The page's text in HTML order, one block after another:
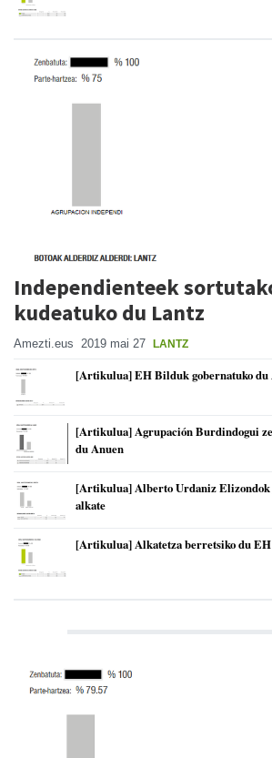
Independienteek
kudeatuko du Lantz
Amezti.eus 2019 mai 27 LANTZ
[Artikulua] EH Bilduk gobernatuko du
[Artikulua] Agrupación Burdindogui
du Anuen
[Artikulua] Alberto Urdaniz
alkate
[Artikulua] Alkatetza berretsiko du